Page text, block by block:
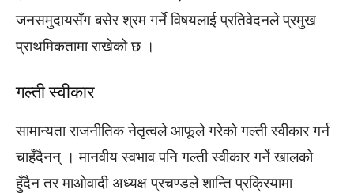
जनसमुदायसँग बसेर श्रम गर्ने विषयलाई प्रतिवेदनले प्रमुख
प्राथमिकतामा राखेको छ ।
गल्ती स्वीकार
सामान्यता राजनीतिक नेतृत्वले आफूले गरेको गल्ती स्वीकार गर्न
चाहँदैनन् । मानवीय स्वभाव पनि गल्ती स्वीकार गर्ने खालको
हुँदैन तर माओवादी अध्यक्ष प्रचण्डले शान्ति प्रक्रियामा